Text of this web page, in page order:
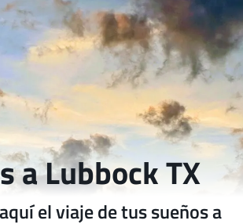
a Lubbock TX
el viaje de tus sueños a